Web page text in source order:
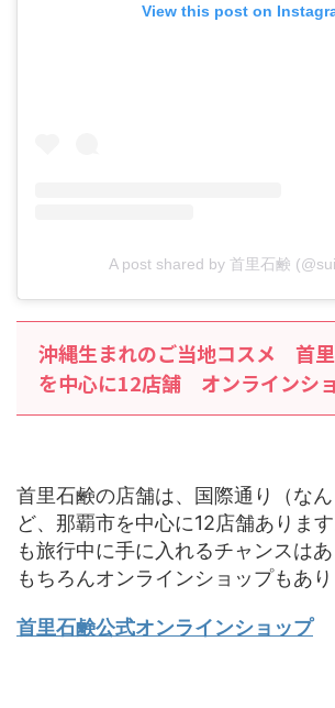
View this post on
A post shared by 首里石鹸
沖縄生まれのご当地コスメ 首
を中心に12店舗 オンラインシ
首里石鹸の店舗は、国際通り（な
ど、那覇市を中心に12店舗ありま
も旅行中に手に入れるチャンスはあ
もちろんオンラインショップもあり
首里石鹸公式オンラインショップ